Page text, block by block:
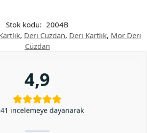
Stok kodu: 2004B
, Deri Cüzdan, Deri Kartlık, Mor Deri
Cüzdan
4,9
incelemeye dayanarak